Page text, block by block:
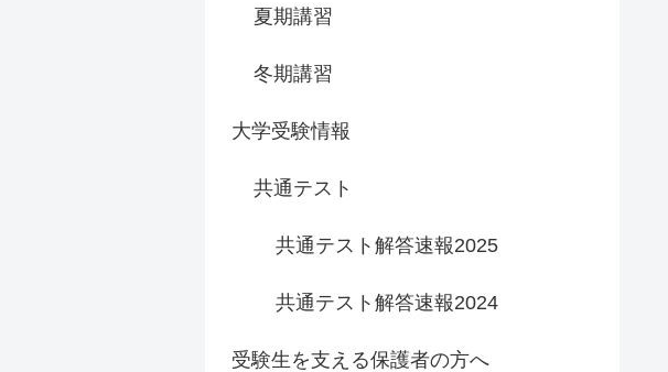
夏期講習
冬期講習
大学受験情報
共通テスト
共通テスト解答速報2025
共通テスト解答速報2024
受験生を支える保護者の方へ